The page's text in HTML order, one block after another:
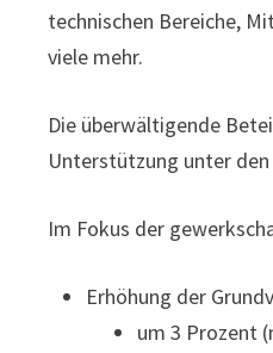
technischen Bereiche,
viele mehr.
Die überwältigende
Unterstützung unter
Im Fokus der
Erhöhung der
um 3 Prozent